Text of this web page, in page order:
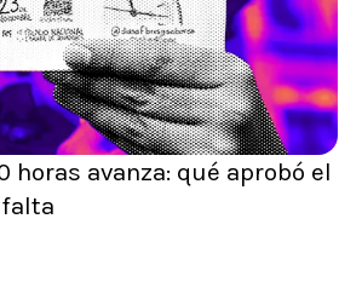
horas avanza: qué aprobó el
falta